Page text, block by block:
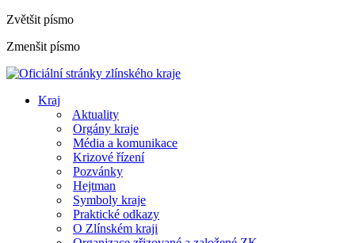
Zvětšit písmo
Zmenšit písmo
Kraj
Aktuality
Orgány kraje
Média a komunikace
Krizové řízení
Pozvánky
Hejtman
Symboly kraje
Praktické odkazy
O Zlínském kraji